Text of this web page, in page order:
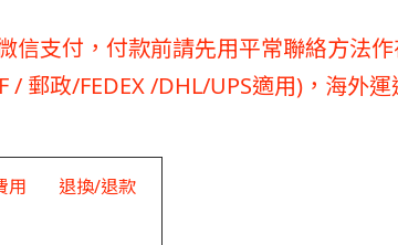
信支付，付款前請先用平常聯絡方法
/ 郵政/FEDEX /DHL/UPS適用)，海外
用 退換/退款